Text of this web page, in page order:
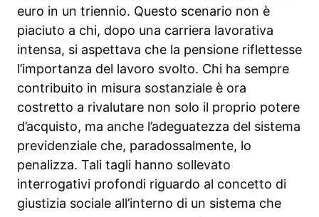
euro in un triennio. Questo scenario non è
piaciuto a chi, dopo una carriera lavorativa
intensa, si aspettava che la pensione riflettesse
l’importanza del lavoro svolto. Chi ha sempre
contribuito in misura sostanziale è ora
costretto a rivalutare non solo il proprio potere
d’acquisto, ma anche l’adeguatezza del sistema
previdenziale che, paradossalmente, lo
penalizza. Tali tagli hanno sollevato
interrogativi profondi riguardo al concetto di
giustizia sociale all’interno di un sistema che